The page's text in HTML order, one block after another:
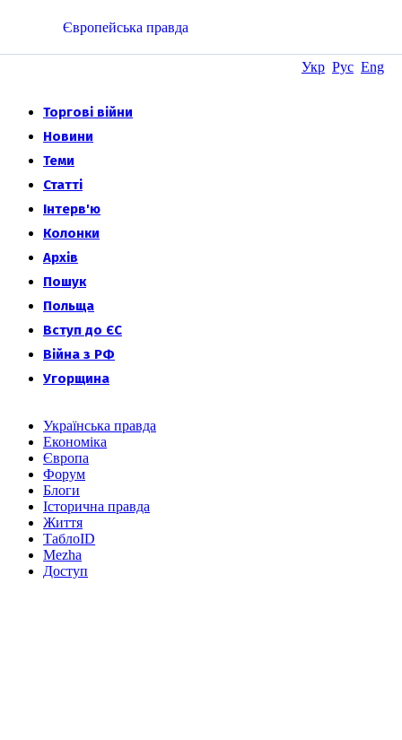
Укр Рус Eng
Європейська правда
Торгові війни
Новини
Теми
Статті
Інтерв'ю
Колонки
Архів
Пошук
Польща
Вступ до ЄС
Війна з РФ
Угорщина
Українська правда
Економіка
Європа
Форум
Блоги
Історична правда
Життя
ТаблоID
Mezha
Доступ